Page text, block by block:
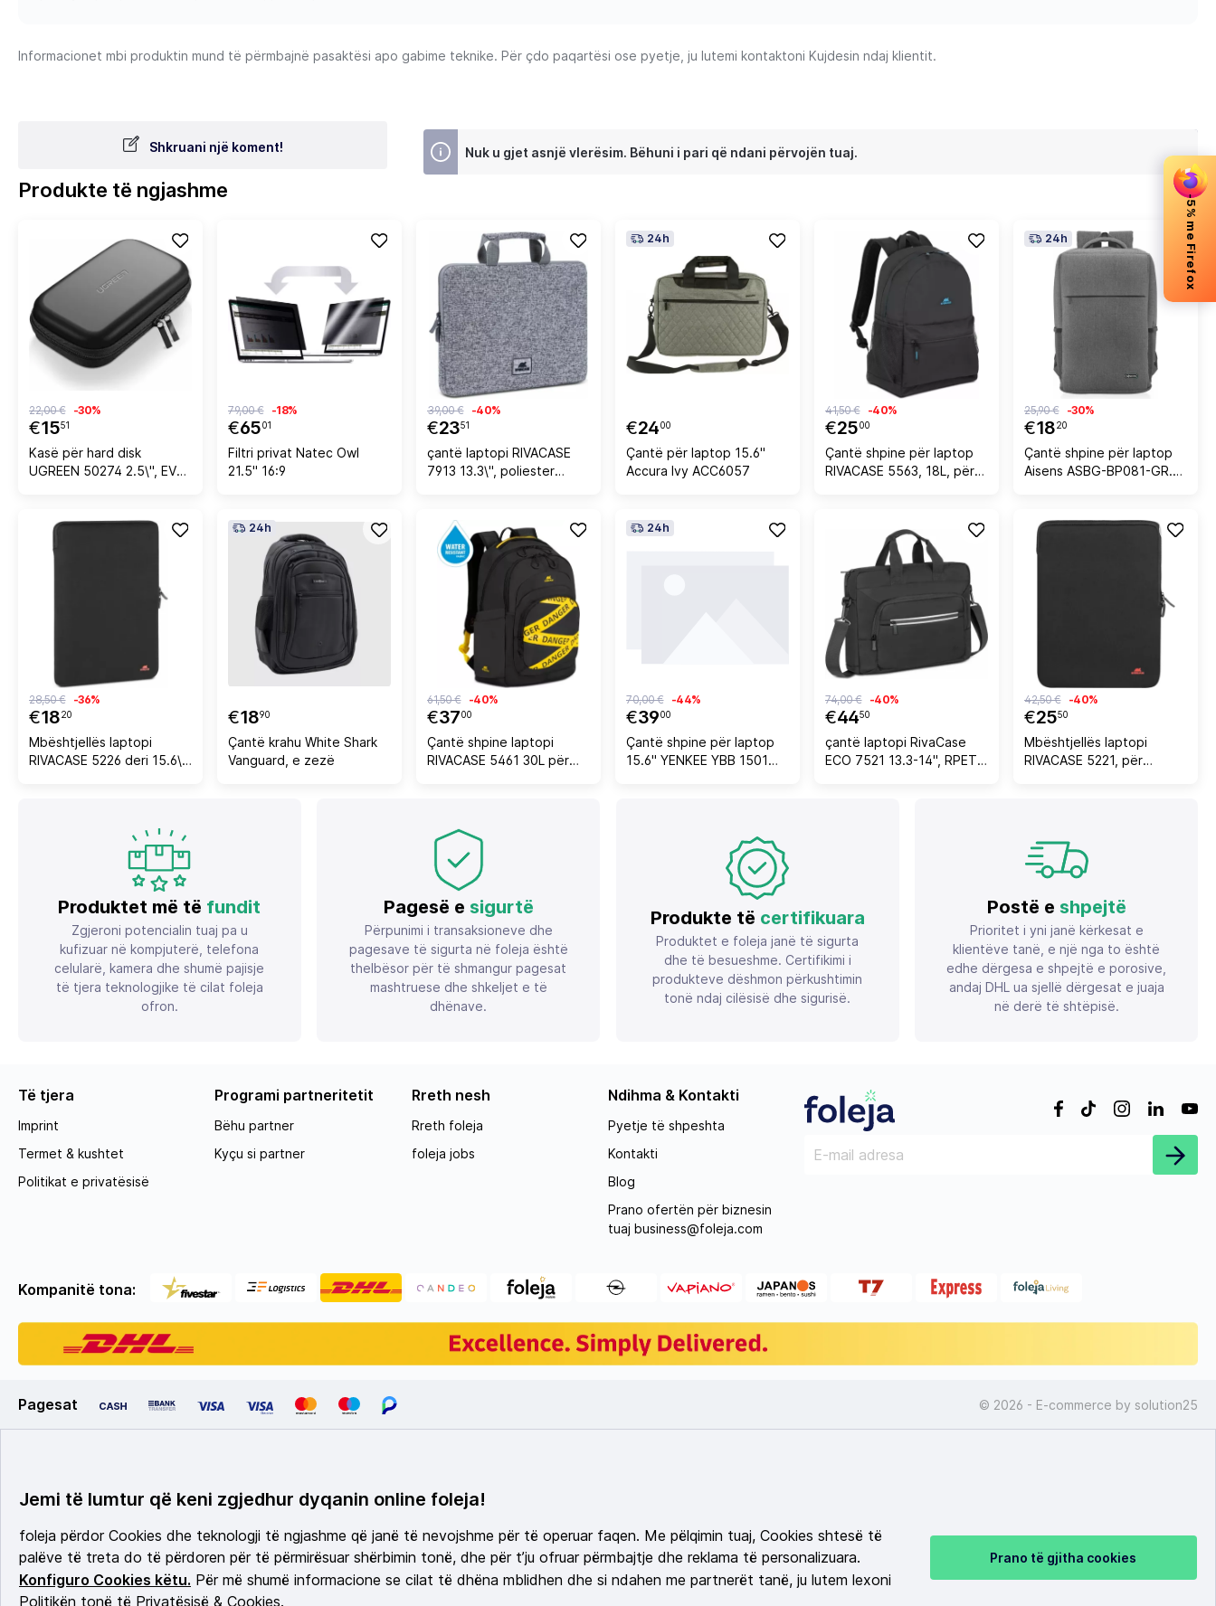
-5% me Firefox
Informacionet mbi produktin mund të përmbajnë pasaktësi apo gabime teknike. Për çdo paqartësi ose pyetje, ju lutemi kontaktoni Kujdesin ndaj klientit.
Shkruani një koment! Nuk u gjet asnjë vlerësim. Bëhuni i pari që ndani përvojën tuaj.
Produkte të ngjashme
€1551
22,00 € -30%
Kasë për hard disk
UGREEN 50274 2.5\", EVA,
x 5.5 cm, e zezë
€6501
79,00 € -18%
Filtri privat Natec Owl
21.5" 16:9
€2351
39,00 € -40%
çantë laptopi RIVACASE
7913 13.3\", poliester
24h
€2400
Çantë për laptop 15.6"
Accura Ivy ACC6057
€2500
41,50 € -40%
Çantë shpine për laptop
RIVACASE 5563, 18L, për
24h
€1820
25,90 € -30%
Çantë shpine për laptop
Aisens ASBG-BP081-GR.
€1820
28,50 € -36%
Mbështjellës laptopi
RIVACASE 5226 deri 15.6\"
24h
€1890
Çantë krahu White Shark
Vanguard, e zezë
€3700
61,50 € -40%
Çantë shpine laptopi
RIVACASE 5461 30L për
24h
€3900
70,00 € -44%
Çantë shpine për laptop
15.6" YENKEE YBB 1501
€4450
74,00 € -40%
çantë laptopi RivaCase
ECO 7521 13.3-14", RPET,
€2550
42,50 € -40%
Mbështjellës laptopi
RIVACASE 5221, për
Produktet më të fundit
Zgjeroni potencialin tuaj pa u
kufizuar në kompjuterë, telefona
celularë, kamera dhe shumë pajisje
të tjera teknologjike të cilat foleja
ofron.
Pagesë e sigurtë
Përpunimi i transaksioneve dhe
pagesave të sigurta në foleja është
thelbësor për të shmangur pagesat
mashtruese dhe shkeljet e të
dhënave.
Produkte të certifikuara
Produktet e foleja janë të sigurta
dhe të besueshme. Certifikimi i
produkteve dëshmon përkushtimin
tonë ndaj cilësisë dhe sigurisë.
Postë e shpejtë
Prioritet i yni janë kërkesat e
klientëve tanë, e një nga to është
edhe dërgesa e shpejtë e porosive,
andaj DHL ua sjellë dërgesat e juaja
në derë të shtëpisë.
Të tjera
Imprint
Termet & kushtet
Politikat e privatësisë
Programi partneritetit
Bëhu partner
Kyçu si partner
Rreth nesh
Rreth foleja
foleja jobs
Ndihma & Kontakti
Pyetje të shpeshta
Kontakti
Blog
Prano ofertën për biznesin
tuaj business@foleja.com
Kompanitë tona:
Pagesat © 2026 - E-commerce by solution25
Jemi të lumtur që keni zgjedhur dyqanin online foleja!
foleja përdor Cookies dhe teknologji të ngjashme që janë të nevojshme për të operuar faqen. Me pëlqimin tuaj, Cookies shtesë të
palëve të treta do të përdoren për të përmirësuar shërbimin tonë, dhe për t’ju ofruar përmbajtje dhe reklama të personalizuara.
Konfiguro Cookies këtu. Për më shumë informacione se cilat të dhëna mblidhen dhe si ndahen me partnerët tanë, ju lutem lexoni
Politikën tonë të Privatësisë & Cookies.
Prano të gjitha cookies